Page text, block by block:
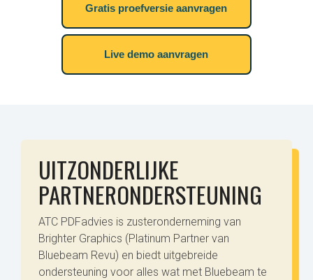
Gratis proefversie aanvragen
Live demo aanvragen
UITZONDERLIJKE
PARTNERONDERSTEUNING
ATC PDFadvies is zusteronderneming van
Brighter Graphics (Platinum Partner van
Bluebeam Revu) en biedt uitgebreide
ondersteuning voor alles wat met Bluebeam te